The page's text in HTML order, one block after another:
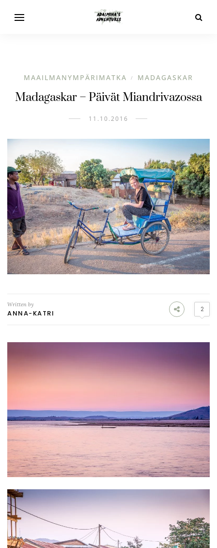
MAAILMANYMPÄRIMATKA / MADAGASKAR
Madagaskar – Päivät Miandrivazossa
11.10.2016
Written by
ANNA-KATRI 2